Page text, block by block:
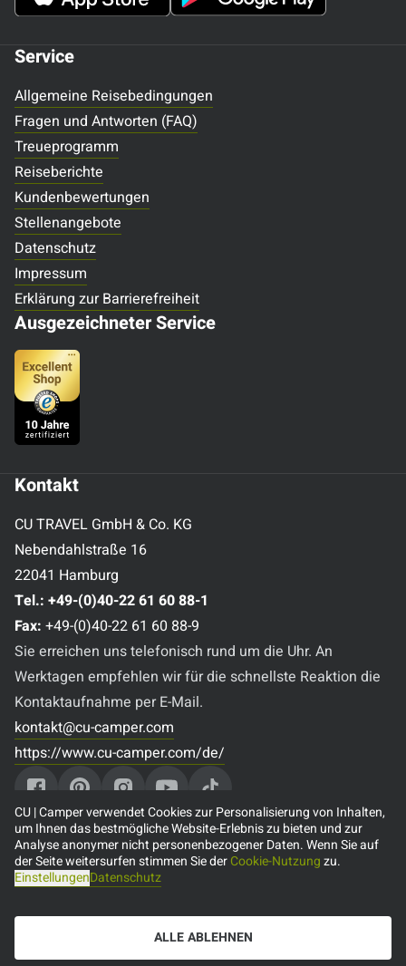
Service
Allgemeine Reisebedingungen
Fragen und Antworten (FAQ)
Treueprogramm
Reiseberichte
Kundenbewertungen
Stellenangebote
Datenschutz
Impressum
Erklärung zur Barrierefreiheit
Ausgezeichneter Service
Kontakt
CU TRAVEL GmbH & Co. KG
Nebendahlstraße 16
22041 Hamburg
Tel.: +49-(0)40-22 61 60 88-1
Fax: +49-(0)40-22 61 60 88-9
Sie erreichen uns telefonisch rund um die Uhr. An
Werktagen empfehlen wir für die schnellste Reaktion die
Kontaktaufnahme per E-Mail.
kontakt@cu-camper.com
https://www.cu-camper.com/de/
Beliebte Reiseziele
🇨🇦 Camper mieten in Kanada
🇺🇸 Camper mieten in den USA
🇦🇺 Camper mieten in Australien
CU | Camper verwendet Cookies zur Personalisierung von Inhalten,
um Ihnen das bestmögliche Website-Erlebnis zu bieten und zur
Analyse anonymer nicht personenbezogener Daten. Wenn Sie auf
der Seite weitersurfen stimmen Sie derCookie-Nutzungzu.
EinstellungenDatenschutz
ALLE ABLEHNEN